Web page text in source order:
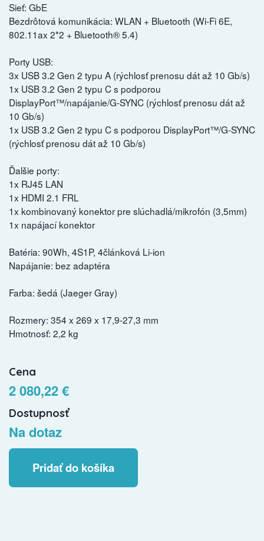
Sieť: GbE
Bezdrôtová komunikácia: WLAN + Bluetooth (Wi-Fi 6E,
802.11ax 2*2 + Bluetooth® 5.4)
Porty USB:
3x USB 3.2 Gen 2 typu A (rýchlosť prenosu dát až 10 Gb/s)
1x USB 3.2 Gen 2 typu C s podporou
DisplayPort™/napájanie/G-SYNC (rýchlosť prenosu dát až
10 Gb/s)
1x USB 3.2 Gen 2 typu C s podporou DisplayPort™/G-SYNC
(rýchlosť prenosu dát až 10 Gb/s)
Ďalšie porty:
1x RJ45 LAN
1x HDMI 2.1 FRL
1x kombinovaný konektor pre slúchadlá/mikrofón (3,5mm)
1x napájací konektor
Batéria: 90Wh, 4S1P, 4článková Li-ion
Napájanie: bez adaptéra
Farba: šedá (Jaeger Gray)
Rozmery: 354 x 269 x 17,9-27,3 mm
Hmotnosť: 2,2 kg
Cena
2 080,22 €
Dostupnosť
Na dotaz
Pridať do košíka